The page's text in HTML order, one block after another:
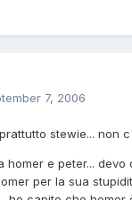
7, 2006
stewie... non
homer e peter... devo
per la sua